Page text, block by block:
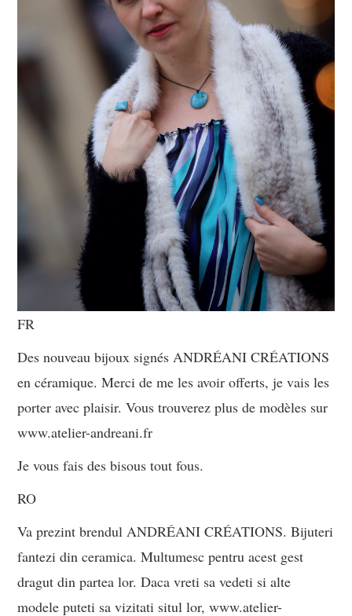
GRAIN DE FOLIE ET MES
PETITS TUYAUX…
FR
Des nouveau bijoux signés ANDRÉANI CRÉATIONS
en céramique. Merci de me les avoir offerts, je vais les
porter avec plaisir. Vous trouverez plus de modèles sur
www.atelier-andreani.fr
Je vous fais des bisous tout fous.
RO
Va prezint brendul ANDRÉANI CRÉATIONS. Bijuteri
fantezi din ceramica. Multumesc pentru acest gest
dragut din partea lor. Daca vreti sa vedeti si alte
modele puteti sa vizitati situl lor, www.atelier-